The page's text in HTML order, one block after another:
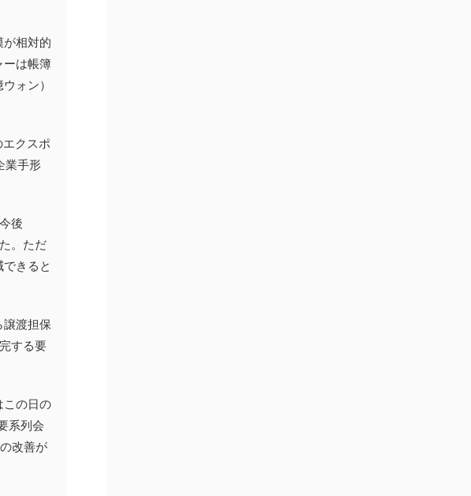
相対的
ーは帳簿
ォン）
クスポ
業手形
後
。ただ
きると
譲渡担保
する要
この日の
系列会
改善が